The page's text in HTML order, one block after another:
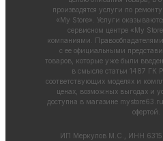
производятся услуги по
«My Store». Услуги
сервисном центре «My
компаниями.
с ее официальными
товаров, которые уже были
в смысле статьи 1487 ГК
соответствующих моделях и
ценах, возможных выгодах и
доступна в магазине mystore63.ru
офертой.
ИП Меркулов М.С., ИНН